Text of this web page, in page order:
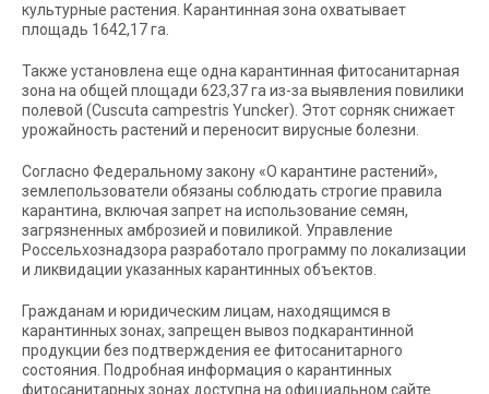
культурные растения. Карантинная зона охватывает
площадь 1642,17 га.
Также установлена еще одна карантинная фитосанитарная
зона на общей площади 623,37 га из-за выявления повилики
полевой (Cuscuta campestris Yuncker). Этот сорняк снижает
урожайность растений и переносит вирусные болезни.
Согласно Федеральному закону «О карантине растений»,
землепользователи обязаны соблюдать строгие правила
карантина, включая запрет на использование семян,
загрязненных амброзией и повиликой. Управление
Россельхознадзора разработало программу по локализации
и ликвидации указанных карантинных объектов.
Гражданам и юридическим лицам, находящимся в
карантинных зонах, запрещен вывоз подкарантинной
продукции без подтверждения ее фитосанитарного
состояния. Подробная информация о карантинных
фитосанитарных зонах доступна на официальном сайте